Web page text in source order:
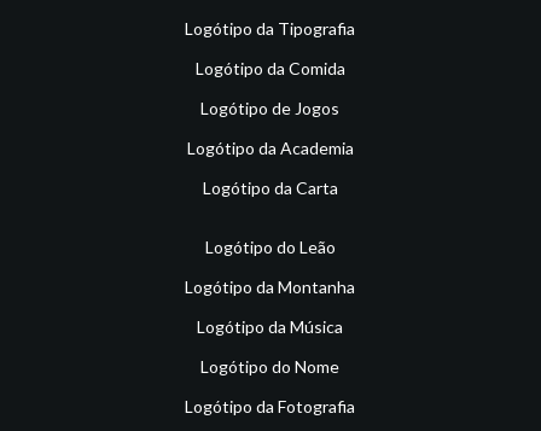
Logótipo da Tipografia
Logótipo da Comida
Logótipo de Jogos
Logótipo da Academia
Logótipo da Carta
Logótipo do Leão
Logótipo da Montanha
Logótipo da Música
Logótipo do Nome
Logótipo da Fotografia